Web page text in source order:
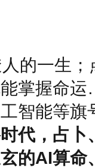
的一生
能掌握命
智能等旗
代，占
的AI算命